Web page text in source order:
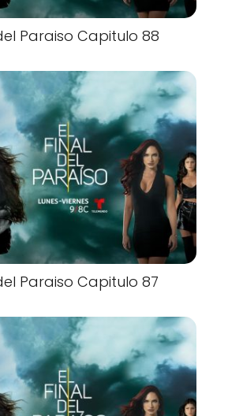
Paraiso Capitulo 88
Paraiso Capitulo 87